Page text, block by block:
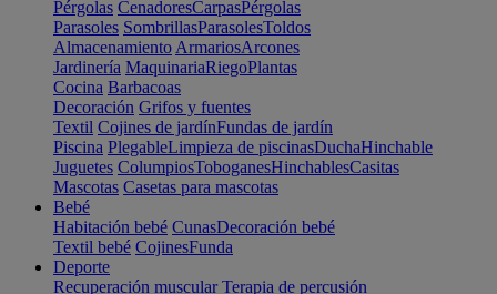
Pérgolas CenadoresCarpasPérgolas
Parasoles SombrillasParasolesToldos
Almacenamiento ArmariosArcones
Jardinería MaquinariaRiegoPlantas
Cocina Barbacoas
Decoración Grifos y fuentes
Textil Cojines de jardínFundas de jardín
Piscina PlegableLimpieza de piscinasDuchaHinchable
Juguetes ColumpiosToboganesHinchablesCasitas
Mascotas Casetas para mascotas
Bebé
Habitación bebé CunasDecoración bebé
Textil bebé CojinesFunda
Deporte
Recuperación muscular Terapia de percusión